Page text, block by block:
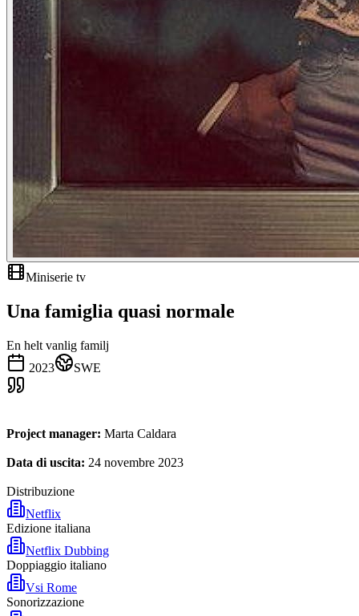
Miniserie tv
Una famiglia quasi normale
En helt vanlig familj
2023
SWE
Project manager: Marta Caldara
Data di uscita: 24 novembre 2023
Distribuzione
Netflix
Edizione italiana
Netflix Dubbing
Doppiaggio italiano
Vsi Rome
Sonorizzazione